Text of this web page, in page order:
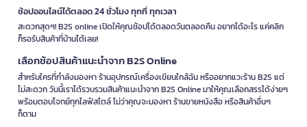
ช้อปออนไลน์ได้ตลอด 24 ชั่วโมง ทุกที่ ทุกเวลา
สะดวกสุดๆ! B2S online เปิดให้คุณช้อปได้ตลอดวันตลอดคืน อยากได้อะไร แค่คลิก
ก็รอรับสินค้าที่บ้านได้เลย!
เลือกช้อปสินค้าแนะนำจาก B2S Online
สำหรับใครที่กำลังมองหา ร้านอุปกรณ์เครื่องเขียนใกล้ฉัน หรืออยากแวะร้าน B2S แต่
ไม่สะดวก วันนี้เราได้รวบรวมสินค้าแนะนำจาก B2S Online มาให้คุณเลือกสรรได้ง่ายๆ
พร้อมตอบโจทย์ทุกไลฟ์สไตล์ ไม่ว่าคุณจะมองหา ร้านขายหนังสือ หรือสินค้าอื่นๆ
ก็ตาม